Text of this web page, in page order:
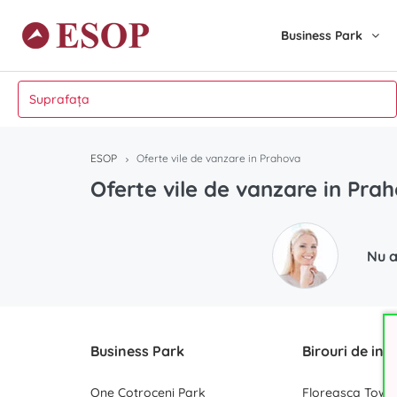
Business Park
ESOP Oferte vile de vanzare in Prahova
Oferte vile de vanzare in
Nu
Business Park
One Cotroceni Park
Birouri de
Floreasca Tower